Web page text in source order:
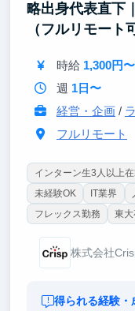
また意欲次第で
経験もある代表
密度高くフィー
が魅力です。
略出身代表直下
（フルリモート
時給 1,300円
週 1日〜
経営・企画/
フルリモート
インターン生3人以上
未経験OK
IT業界
フレックス勤務
東
株式会社
得られる経験・